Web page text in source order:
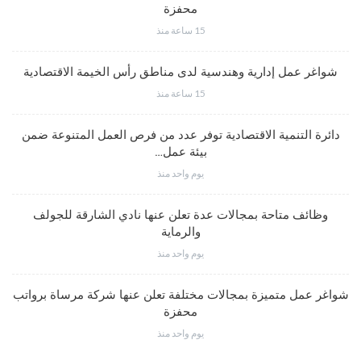
محفزة
15 ساعة منذ
شواغر عمل إدارية وهندسية لدى مناطق رأس الخيمة الاقتصادية
15 ساعة منذ
دائرة التنمية الاقتصادية توفر عدد من فرص العمل المتنوعة ضمن
بيئة عمل…
يوم واحد منذ
وظائف متاحة بمجالات عدة تعلن عنها نادي الشارقة للجولف
والرماية
يوم واحد منذ
شواغر عمل متميزة بمجالات مختلفة تعلن عنها شركة مرساة برواتب
محفزة
يوم واحد منذ